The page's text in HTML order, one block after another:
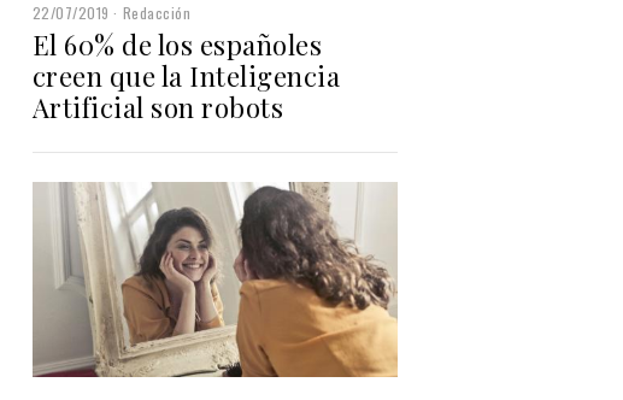
22/07/2019 Redacción
El 60% de los españoles
creen que la Inteligencia
Artificial son robots